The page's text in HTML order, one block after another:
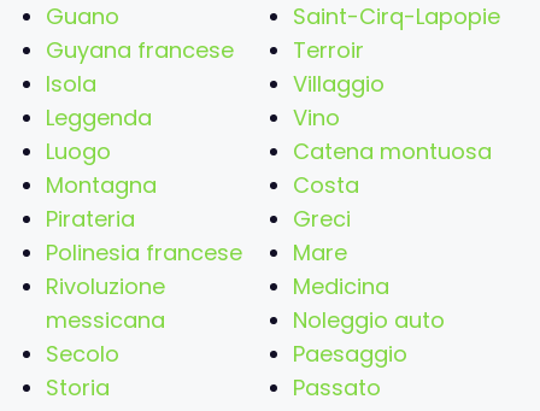
Guano
Guyana francese
Isola
Leggenda
Luogo
Montagna
Pirateria
Polinesia francese
Rivoluzione
messicana
Secolo
Storia
Saint-Cirq-Lapopie
Terroir
Villaggio
Vino
Catena montuosa
Costa
Greci
Mare
Medicina
Noleggio auto
Paesaggio
Passato